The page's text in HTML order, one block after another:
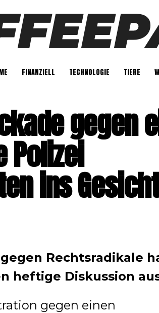
FINANZIELL TECHNOLOGIE TIERE
gegen
Polizei
ins Gesicht
Rechtsradikale
heftige Diskussion
gegen einen